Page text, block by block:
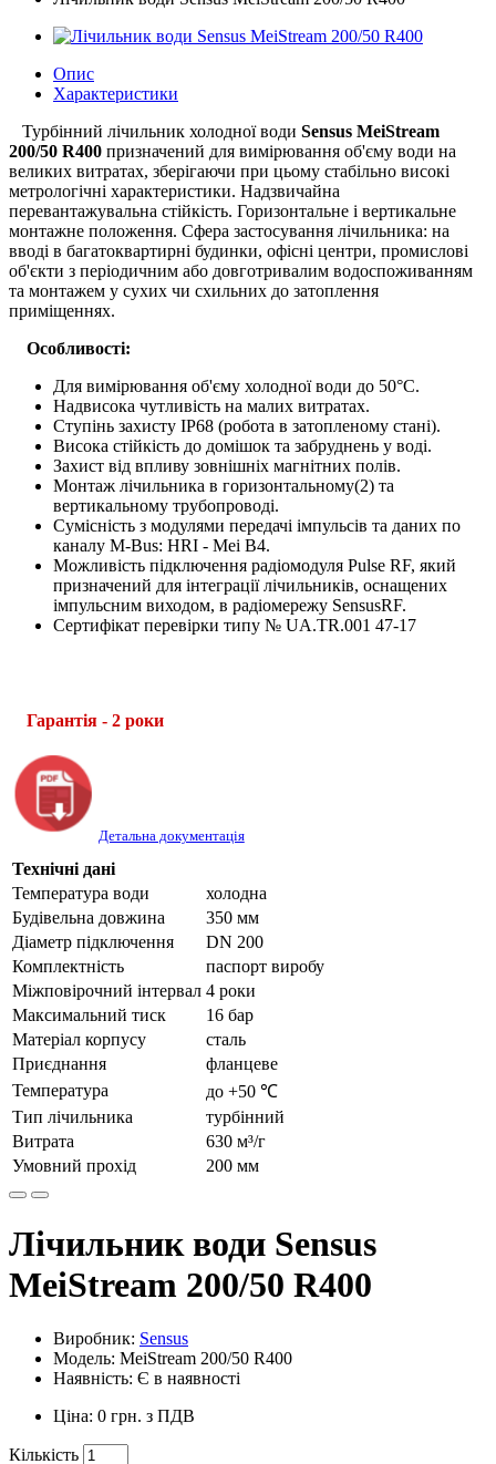
Опис
Характеристики
Турбінний лічильник холодної води Sensus MeiStream
200/50 R400 призначений для вимірювання об'єму води на
великих витратах, зберігаючи при цьому стабільно високі
метрологічні характеристики. Надзвичайна
перевантажувальна стійкість. Горизонтальне і вертикальне
монтажне положення. Сфера застосування лічильника: на
вводі в багатоквартирні будинки, офісні центри, промислові
об'єкти з періодичним або довготривалим водоспоживанням
та монтажем у сухих чи схильних до затоплення
приміщеннях.
Особливості:
Для вимірювання об'єму холодної води до 50°C.
Надвисока чутливість на малих витратах.
Ступінь захисту IP68 (робота в затопленому стані).
Висока стійкість до домішок та забруднень у воді.
Захист від впливу зовнішніх магнітних полів.
Монтаж лічильника в горизонтальному(2) та
вертикальному трубопроводі.
Сумісність з модулями передачі імпульсів та даних по
каналу M-Bus: HRI - Mei B4.
Можливість підключення радіомодуля Pulse RF, який
призначений для інтеграції лічильників, оснащених
імпульсним виходом, в радіомережу SensusRF.
Сертифікат перевірки типу № UA.TR.001 47-17
Гарантія - 2 роки
Детальна документація
Технічні дані
Температура води
холодна
Будівельна довжина
350 мм
Діаметр підключення
DN 200
Комплектність
паспорт виробу
Міжповірочний інтервал 4 роки
Максимальний тиск
16 бар
Матеріал корпусу
сталь
Приєднання
фланцеве
Температура
до +50 ℃
Тип лічильника
турбінний
Витрата
630 м³/г
Умовний прохід
200 мм
Лічильник води Sensus
MeiStream 200/50 R400
Виробник: Sensus
Модель: MeiStream 200/50 R400
Наявність: Є в наявності
Ціна: 0 грн. з ПДВ
Кількість